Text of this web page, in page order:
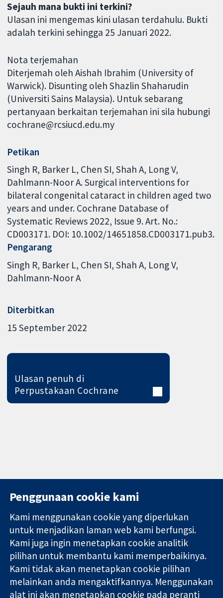
Sejauh mana bukti ini terkini?
Ulasan ini mengemas kini ulasan terdahulu. Bukti
adalah terkini sehingga 25 Januari 2022.
Nota terjemahan
Diterjemah oleh Aishah Ibrahim (University of
Warwick). Disunting oleh Shazlin Shaharudin
(Universiti Sains Malaysia). Untuk sebarang
pertanyaan berkaitan terjemahan ini sila hubungi
cochrane@rcsiucd.edu.my
Petikan
Singh R, Barker L, Chen SI, Shah A, Long V,
Dahlmann-Noor A. Surgical interventions for
bilateral congenital cataract in children aged two
years and under. Cochrane Database of
Systematic Reviews 2022, Issue 9. Art. No.:
CD003171. DOI: 10.1002/14651858.CD003171.pub3.
Pengarang
Singh R Barker L Chen SI Shah A Long V
Dahlmann-Noor A
Diterbitkan
15 September 2022
Ulasan penuh di
Perpustakaan Cochrane
Bukti yang
dipercayai.
keputusan
termaklum
Kesihatan yang
11-13 Cavendish
Square
London
W1G 0AN
United Kingdom
Hubungi kita
Berita
Pejabat
akhbar
Perihal Kami
Pekerjaan
Cochrane
Penggunaan cookie kami
Kami menggunakan cookie yang diperlukan
untuk menjadikan laman web kami berfungsi.
Kami juga ingin menetapkan cookie analitik
pilihan untuk membantu kami memperbaikinya.
Kami tidak akan menetapkan cookie pilihan
melainkan anda mengaktifkannya. Menggunakan
alat ini akan menetapkan cookie pada peranti